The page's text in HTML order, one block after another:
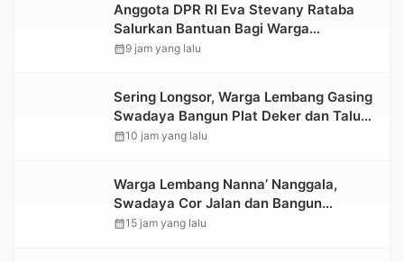
Anggota DPR RI Eva Stevany Rataba
Salurkan Bantuan Bagi Warga
Terdampak Longsor di Buntu Pepasan
calendar_month9 jam yang lalu
Sering Longsor, Warga Lembang Gasing
Swadaya Bangun Plat Deker dan Talut
Jalan Penghubung Antar Lembang
calendar_month10 jam yang lalu
Warga Lembang Nanna’ Nanggala,
Swadaya Cor Jalan dan Bangun
Jembatan
calendar_month15 jam yang lalu